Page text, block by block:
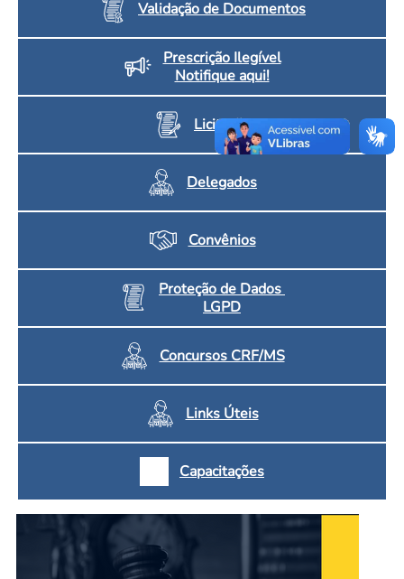
Validação de Documentos
Prescrição Ilegível
Notifique aqui!
Licitação
Delegados
Convênios
Proteção de Dados
LGPD
Concursos CRF/MS
Links Úteis
Capacitações